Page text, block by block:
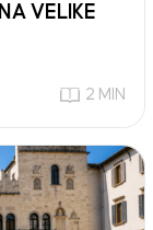
VELIKE
2 MIN